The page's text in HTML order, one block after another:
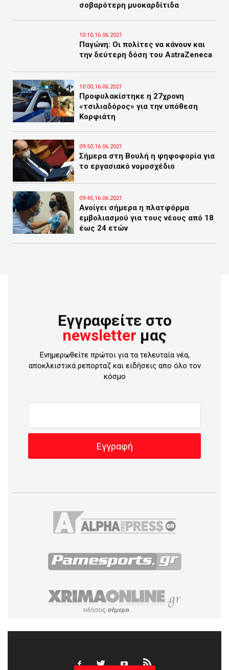
σοβαρότερη μυοκαρδίτιδα
10:10,16.06.2021
Παγώνη: Οι πολίτες να κάνουν και
την δεύτερη δόση του AstraZeneca
10:00,16.06.2021
Προφυλακίστηκε η 27χρονη
«τσιλιαδόρος» για την υπόθεση
Κορφιάτη
09:50,16.06.2021
Σήμερα στη Βουλή η ψηφοφορία για
το εργασιακό νομοσχέδιο
09:45,16.06.2021
Ανοίγει σήμερα η πλατφόρμα
εμβολιασμού για τους νέους από 18
έως 24 ετών
Εγγραφείτε στο
newsletter μας
Ενημερωθείτε πρώτοι για τα τελευταία νέα,
αποκλειστικά ρεπορταζ και ειδήσεις απο όλο τον
κόσμο